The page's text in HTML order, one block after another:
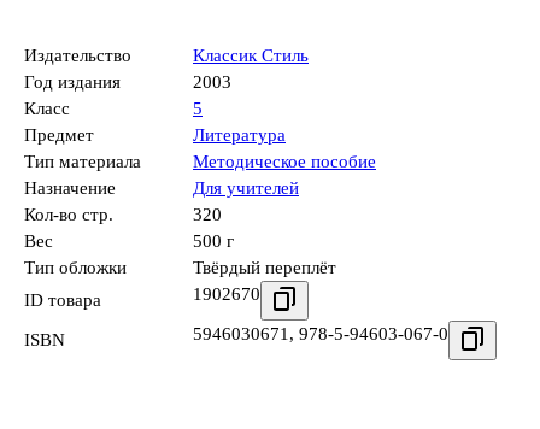
Издательство
Классик Стиль
Год издания
2003
Класс
5
Предмет
Литература
Тип материала
Методическое пособие
Назначение
Для учителей
Кол-во стр.
320
Вес
500 г
Тип обложки
Твёрдый переплёт
ID товара
1902670
ISBN 5946030671 , 978-5-94603-067-0